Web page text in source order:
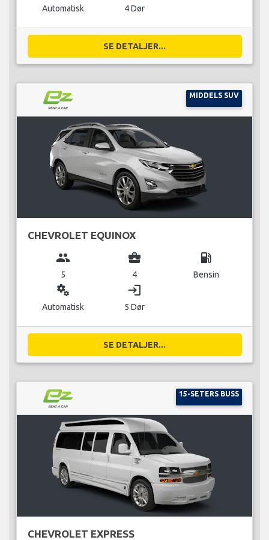
Automatisk 4 Dør
SE DETALJER...
MIDDELS SUV
CHEVROLET EQUINOX
group
5
business_center
4
local_gas_station
Bensin
miscellaneous_services
Automatisk
login
5 Dør
SE DETALJER...
15-SETERS BUSS
CHEVROLET EXPRESS